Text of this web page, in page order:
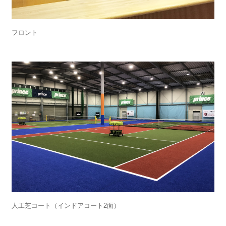
フロント
人工芝コート（インドアコート2面）